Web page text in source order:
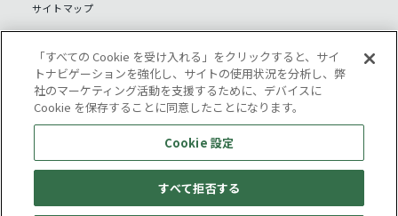
サイトマップ
Open source software website
Cookie 設定
「すべての Cookie を受け入れる」をクリックすると、サイ
トナビゲーションを強化し、サイトの使用状況を分析し、弊
社のマーケティング活動を支援するために、デバイスに
Cookie を保存することに同意したことになります。
Cookie 設定
すべて拒否する